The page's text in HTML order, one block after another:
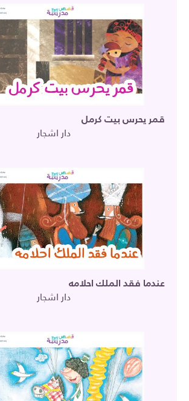
قمر يحرس بيت كرمل
دار اشجار
عندما فقد الملك احلامه
دار اشجار